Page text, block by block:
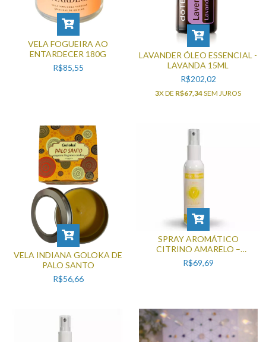
VELA FOGUEIRA AO
ENTARDECER 180G
R$85,55
LAVANDER ÓLEO ESSENCIAL -
LAVANDA 15ML
R$202,02
3X DE R$67,34SEM JUROS
VELA INDIANA GOLOKA DE
PALO SANTO
R$56,66
SPRAY AROMÁTICO
CITRINO AMARELO –
VITALIDADE (110ML)
R$69,69